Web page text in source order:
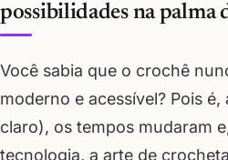
possibilidades na palma
Você sabia que o crochê
moderno e acessível? Pois
claro), os tempos mudaram
tecnologia, a arte de